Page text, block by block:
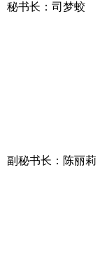
秘书长：司梦蛟
副秘书长：陈丽莉